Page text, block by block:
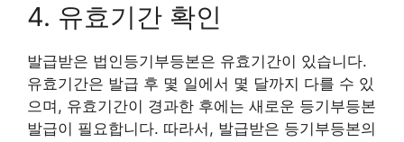
4. 유효기간 확인
발급받은 법인등기부등본은 유효기간이 있습니다.
유효기간은 발급 후 몇 일에서 몇 달까지 다를 수 있
으며, 유효기간이 경과한 후에는 새로운 등기부등본
발급이 필요합니다. 따라서, 발급받은 등기부등본의